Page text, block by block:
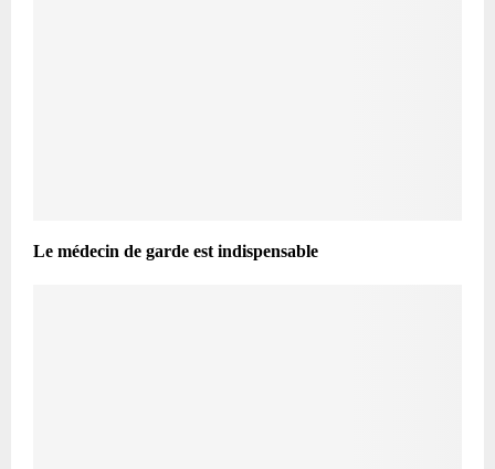
Le médecin de garde est indispensable